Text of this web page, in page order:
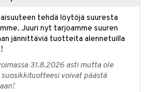
tehdä löytöjä suuresta
Juuri nyt tarjoamme suuren
jännittäviä tuotteita alennetuilla
31.8.2026 asti mutta ole
voivat päästä